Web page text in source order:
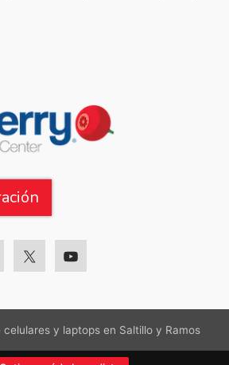
celulares y laptops en Saltillo y Ramos